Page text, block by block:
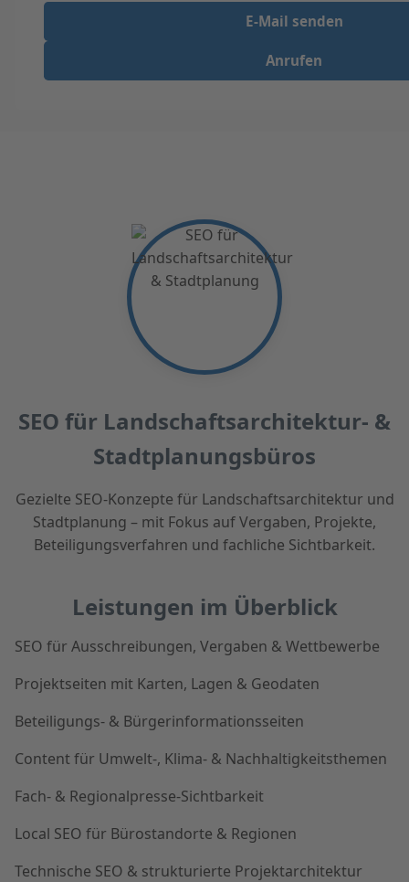
E-Mail senden
Anrufen
SEO für Landschaftsarchitektur- &
Stadtplanungsbüros
Gezielte SEO-Konzepte für Landschaftsarchitektur und
Stadtplanung – mit Fokus auf Vergaben, Projekte,
Beteiligungsverfahren und fachliche Sichtbarkeit.
Leistungen im Überblick
SEO für Ausschreibungen, Vergaben & Wettbewerbe
Projektseiten mit Karten, Lagen & Geodaten
Beteiligungs- & Bürgerinformationsseiten
Content für Umwelt-, Klima- & Nachhaltigkeitsthemen
Fach- & Regionalpresse-Sichtbarkeit
Local SEO für Bürostandorte & Regionen
Technische SEO & strukturierte Projektarchitektur